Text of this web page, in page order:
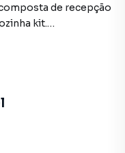
de recepção
kit.
sem aviso
mais